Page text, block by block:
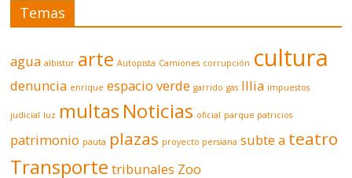
Temas
agua albistur arte Autopista Camiones corrupción cultura
denuncia enrique espacio verde garrido gas Illia impuestos
judicial luz multas Noticias oficial parque patricios
patrimonio pauta plazas proyecto persiana subte a teatro
Transporte tribunales Zoo